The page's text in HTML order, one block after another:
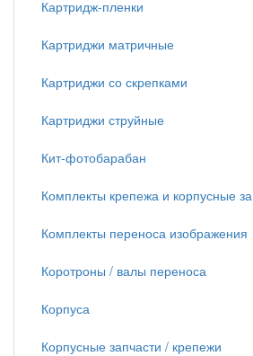
Картридж-пленки
Картриджи матричные
Картриджи со скрепками
Картриджи струйные
Кит-фотобарабан
Комплекты крепежа и корпусные за
Комплекты переноса изображения
Коротроны / валы переноса
Корпуса
Корпусные запчасти / крепежи